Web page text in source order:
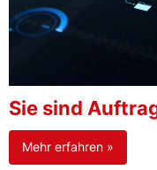
Sie sind
Mehr erfahren »